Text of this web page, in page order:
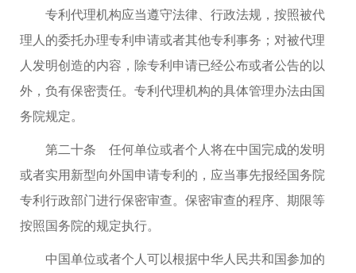
专利代理机构应当遵守法律、行政法规，按照被代
理人的委托办理专利申请或者其他专利事务；对被代理
人发明创造的内容，除专利申请已经公布或者公告的以
外，负有保密责任。专利代理机构的具体管理办法由国
务院规定。
第二十条 任何单位或者个人将在中国完成的发明
或者实用新型向外国申请专利的，应当事先报经国务院
专利行政部门进行保密审查。保密审查的程序、期限等
按照国务院的规定执行。
中国单位或者个人可以根据中华人民共和国参加的